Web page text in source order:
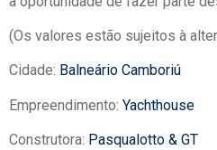
(Os valores estão sujeitos à
Cidade: Balneário Camboriú
Empreendimento: Yachthouse
Construtora: Pasqualotto & GT